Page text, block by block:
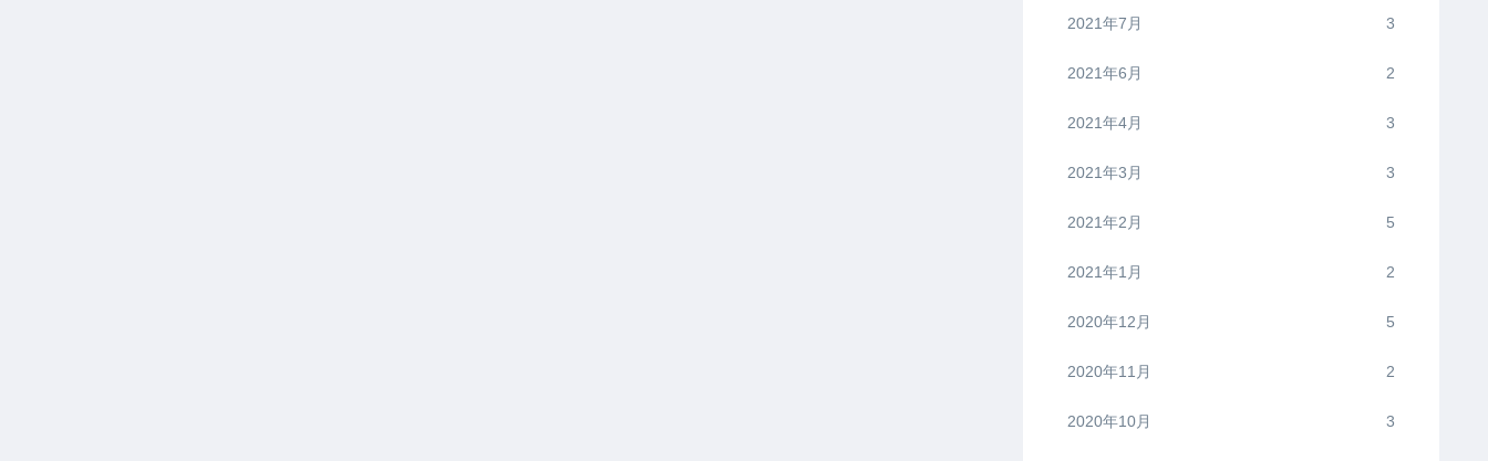
2021年7月 3
2021年6月 2
2021年4月 3
2021年3月 3
2021年2月 5
2021年1月 2
2020年12月 5
2020年11月 2
2020年10月 3